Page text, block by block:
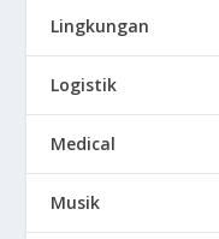
Lingkungan
Logistik
Medical
Musik